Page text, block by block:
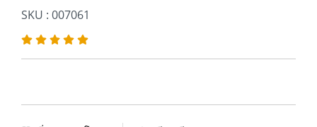
SKU : 007061